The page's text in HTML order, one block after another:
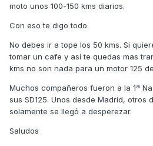
moto unos 100-150 kms diarios.
Con eso te digo todo.
No debes ir a tope los 50 kms. Si
tomar un cafe y así te quedas mas
kms no son nada para un motor 125
Muchos compañeros fueron a la 1ª
sus SD125. Unos desde Madrid, otros
solamente se llegó a desperezar.
Saludos